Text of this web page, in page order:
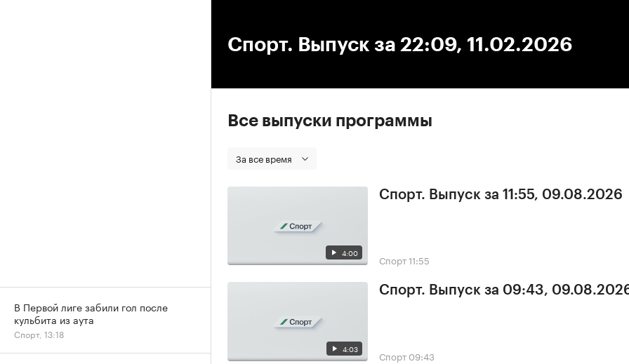
Спорт. Выпуск за 22:09, 11.02.2026
Все выпуски программы
За все время
4:00
Спорт. Выпуск за 11:55, 09.08.2026
Спорт11:55
4:03
Спорт. Выпуск за 09:43,
Спорт 09:43
В Первой лиге забили гол после
кульбита из аута
Спорт, 13:18